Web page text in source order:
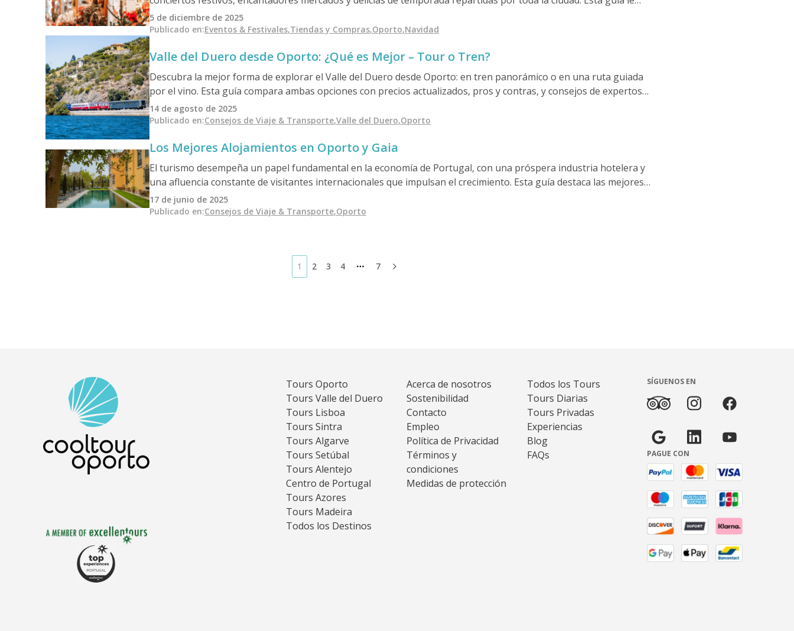
ayudará a descubrir los mejores eventos, mercados y tiendas locales, además de consejos de expertos a través de
la aplicación Cooltour Oporto y auténticos sabores navideños en nuestros tours gastronómicos.
5 de diciembre de 2025
Publicado en:Eventos & Festivales,Tiendas y Compras,Oporto,Navidad
Valle del Duero desde Oporto: ¿Qué es Mejor – Tour o Tren?
Descubra la mejor forma de explorar el Valle del Duero desde Oporto: en tren panorámico o en una ruta guiada
por el vino. Esta guía compara ambas opciones con precios actualizados, pros y contras, y consejos de expertos,
para ayudarle a elegir la experiencia que mejor se adapte a su estilo de viaje.
14 de agosto de 2025
Publicado en:Consejos de Viaje & Transporte,Valle del Duero,Oporto
Los Mejores Alojamientos en Oporto y Gaia
El turismo desempeña un papel fundamental en la economía de Portugal, con una próspera industria hotelera y
una afluencia constante de visitantes internacionales que impulsan el crecimiento. Esta guía destaca las mejores
opciones de alojamiento en Oporto, desde hoteles de lujo hasta apartamentos con encanto, para ayudar a los
viajeros a disfrutar al máximo de su estancia.
17 de junio de 2025
Publicado en:Consejos de Viaje & Transporte,Oporto
1 2 3 4 More pages
7
Tours Oporto
Tours Valle del Duero
Tours Lisboa
Tours Sintra
Tours Algarve
Tours Setúbal
Tours Alentejo
Centro de Portugal
Tours Azores
Tours Madeira
Todos los Destinos
Acerca de nosotros
Sostenibilidad
Contacto
Empleo
Política de Privacidad
Términos y
condiciones
Medidas de protección
Todos los Tours
Tours Diarias
Tours Privadas
Experiencias
Blog
FAQs
SÍGUENOS EN
PAGUE CON